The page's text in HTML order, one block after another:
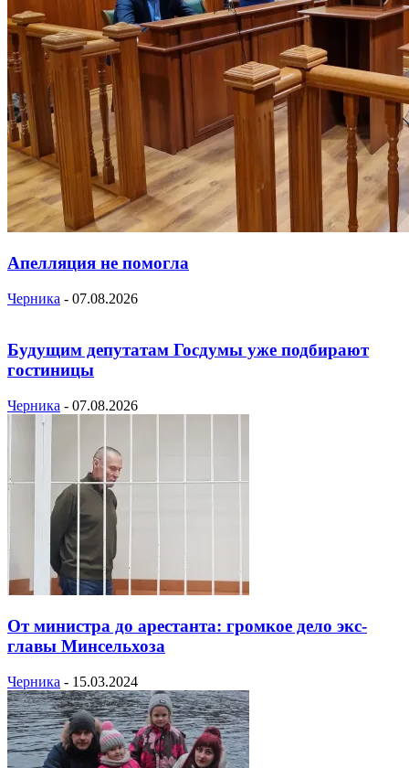
Апелляция не помогла
Черника - 07.08.2026
Будущим депутатам Госдумы уже подбирают
гостиницы
Черника - 07.08.2026
От министра до арестанта: громкое дело экс-
главы Минсельхоза
Черника - 15.03.2024